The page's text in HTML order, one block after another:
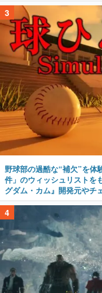
3
野球部の過酷な“補欠”を
件」のウィッシュリストを
グダム・カム』開発元やチ
4